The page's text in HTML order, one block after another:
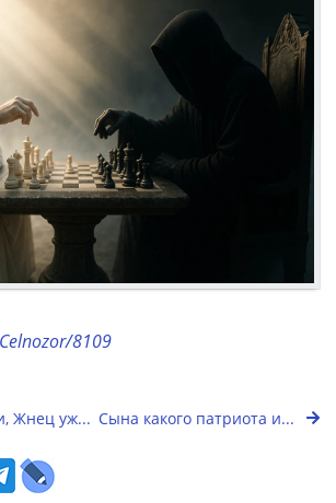
8109
Жнец уж... Сына какого патриота и...